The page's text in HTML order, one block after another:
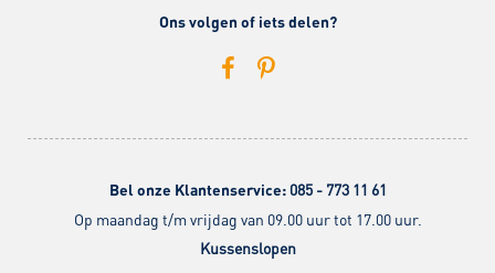
Ons volgen of iets delen?
Bel onze Klantenservice: 085 - 773 11 61
Op maandag t/m vrijdag van 09.00 uur tot 17.00 uur.
Kussenslopen